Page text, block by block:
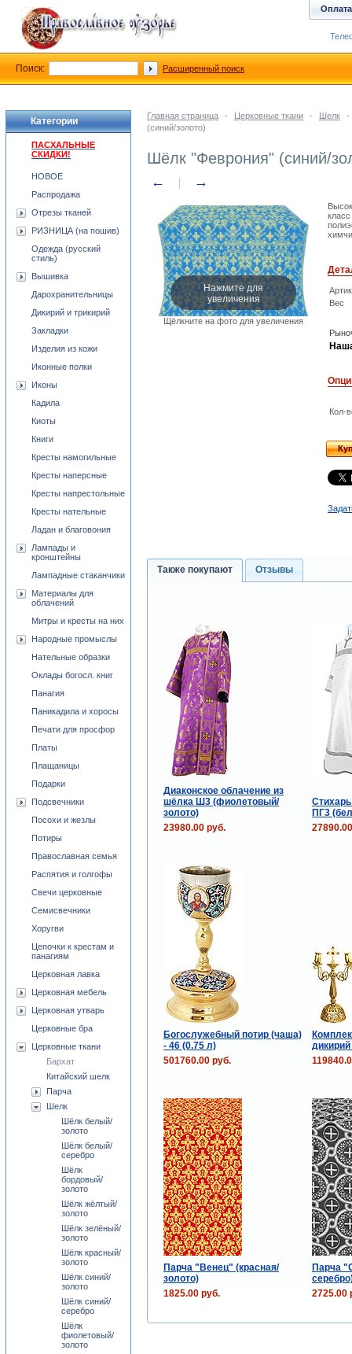
Главная страница - Церковные ткани - Шелк
-
(синий/золото)
Шёлк "Феврония" (синий/
← →
Нажмите для
увеличения
Щёлкните на фото для увеличения
Вес
Кол-
Также покупают Отзывы
Диаконское облачение из
шёлка Ш3 (фиолетовый/
золото)
ПГ3
23980.00 руб.
Богослужебный потир (чаша)
- 46 (0.75 л)
501760.00 руб.
Парча "Венец" (красная/
золото)
Парча
1825.00 руб.
2725.00
Категории
ПАСХАЛЬНЫЕ
СКИДКИ!
НОВОЕ
Распродажа
Отрезы тканей
РИЗНИЦА (на пошив)
Одежда (русский
стиль)
Вышивка
Дарохранительницы
Дикирий и трикирий
Закладки
Изделия из кожи
Иконные полки
Иконы
Кадила
Киоты
Книги
Кресты намогильные
Кресты наперсные
Кресты напрестольные
Кресты нательные
Ладан и благовония
Лампады и
кронштейны
Лампадные стаканчики
Материалы для
облачений
Митры и кресты на них
Народные промыслы
Нательные образки
Оклады богосл. книг
Панагия
Паникадила и хоросы
Печати для просфор
Платы
Плащаницы
Подарки
Подсвечники
Посохи и жезлы
Потиры
Православная семья
Распятия и голгофы
Свечи церковные
Семисвечники
Хоругви
Цепочки к крестам и
панагиям
Церковная лавка
Церковная мебель
Церковная утварь
Церковные бра
Церковные ткани
Бархат
Китайский шелк
Парча
Шелк
Шёлк белый/
золото
Шёлк белый/
серебро
Шёлк
бордовый/
золото
Шёлк жёлтый/
золото
Шёлк зелёный/
золото
Шёлк красный/
золото
Шёлк синий/
золото
Шёлк синий/
серебро
Шёлк
фиолетовый/
золото
Оплата
Поиск: Расширенный поиск